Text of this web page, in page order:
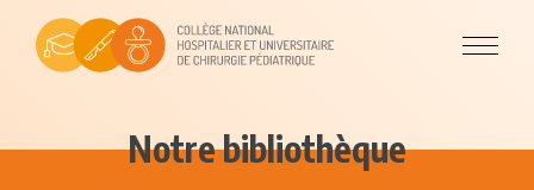
Notre bibliothèque